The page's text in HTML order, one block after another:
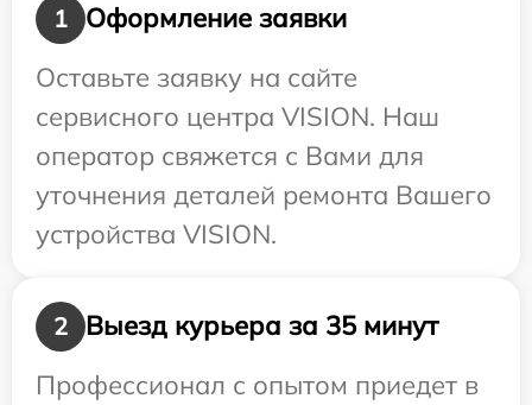
1
Оформление заявки
Оставьте заявку на сайте
сервисного центра VISION. Наш
оператор свяжется с Вами для
уточнения деталей ремонта Вашего
устройства VISION.
2
Выезд курьера за 35 минут
Профессионал с опытом приедет в